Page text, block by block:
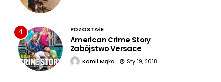
4 POZOSTAŁE
American Crime Story
Zabójstwo Versace
Kamil Mąka Sty 19, 2018